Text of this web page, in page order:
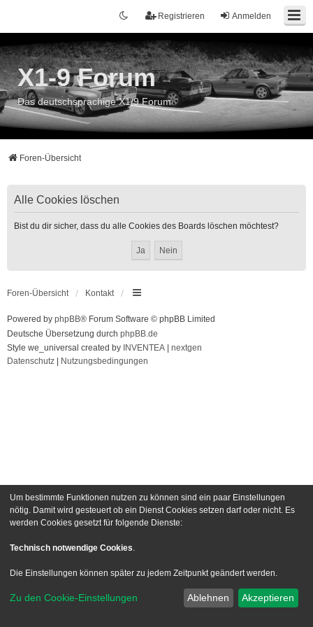
Anmelden
Registrieren
X1-9 Forum
Das deutschsprachige X1/9 Forum
Foren-Übersicht
Alle Cookies löschen
Bist du dir sicher, dass du alle Cookies des Boards löschen möchtest?
Foren-Übersicht Kontakt
Powered by phpBB® Forum Software © phpBB Limited
Deutsche Übersetzung durch phpBB.de
Style we_universal created by INVENTEA
nextgen
Datenschutz
Nutzungsbedingungen
Um bestimmte Funktionen nutzen zu können sind ein paar Einstellungen
nötig. Damit wird gesteuert ob ein Dienst Cookies setzen darf oder nicht. Es
werden Cookies gesetzt für folgende Dienste:
Technisch notwendige Cookies.
Die Einstellungen können später zu jedem Zeitpunkt geändert werden.
Zu den Cookie-Einstellungen Ablehnen Akzeptieren